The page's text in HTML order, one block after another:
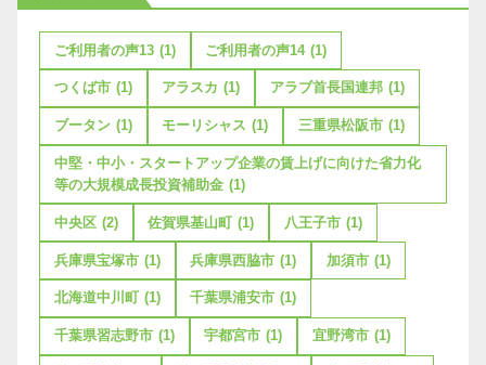
ご利用者の声13 (1) ご利用者の声14 (1)
つくば市 (1) アラスカ (1) アラブ首長国連邦 (1)
ブータン (1) モーリシャス (1) 三重県松阪市 (1)
中堅・中小・スタートアップ企業の賃上げに向けた省力化
等の大規模成長投資補助金 (1)
中央区 (2) 佐賀県基山町 (1) 八王子市 (1)
兵庫県宝塚市 (1) 兵庫県西脇市 (1) 加須市 (1)
北海道中川町 (1) 千葉県浦安市 (1)
千葉県習志野市 (1) 宇都宮市 (1) 宜野湾市 (1)